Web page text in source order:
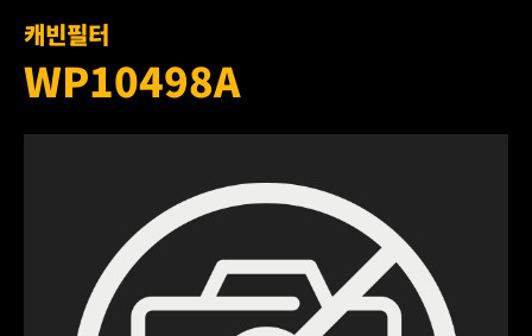
캐빈필터
WP10498A